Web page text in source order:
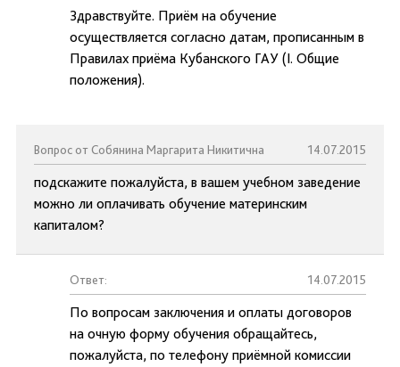
Здравствуйте. Приём на обучение
осуществляется согласно датам, прописанным в
Правилах приёма Кубанского ГАУ (I. Общие
положения).
Вопрос от Собянина Маргарита Никитична 14.07.2015
подскажите пожалуйста, в вашем учебном заведение
можно ли оплачивать обучение материнским
капиталом?
Ответ: 14.07.2015
По вопросам заключения и оплаты договоров
на очную форму обучения обращайтесь,
пожалуйста, по телефону приёмной комиссии